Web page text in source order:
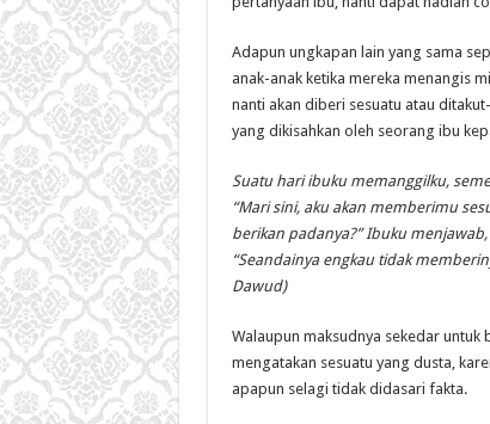
Adapun ungkapan lain yang sama
anak-anak ketika mereka menangis
nanti akan diberi sesuatu atau
yang dikisahkan oleh seorang ibu
Suatu hari ibuku memanggilku,
“Mari sini, aku akan memberimu
berikan padanya?” Ibuku
“Seandainya engkau tidak
Dawud)
Walaupun maksudnya sekedar
mengatakan sesuatu yang dusta,
apapun selagi tidak didasari fakta.